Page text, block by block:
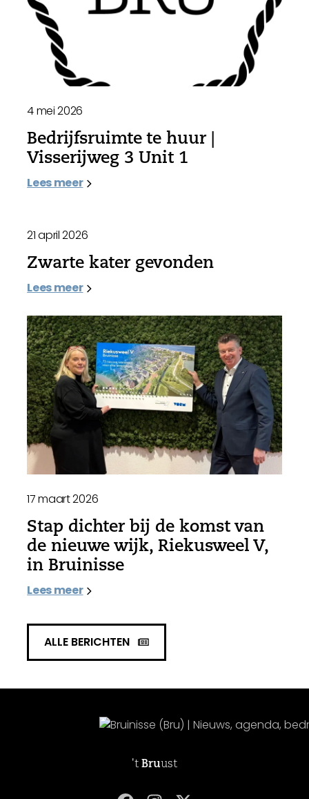
4 mei 2026
Bedrijfsruimte te huur |
Visserijweg 3 Unit 1
Lees meer
21 april 2026
Zwarte kater gevonden
Lees meer
17 maart 2026
Stap dichter bij de komst van
de nieuwe wijk, Riekusweel V,
in Bruinisse
Lees meer
ALLE BERICHTEN
't Bruust